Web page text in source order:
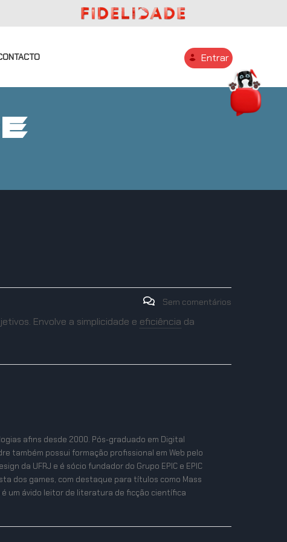
Entrar
Sem comentários
Envolve a simplicidade e eficiência da
afins desde 2000. Pós-graduado em Digital
também possui formação profissional em Web pelo
da UFRJ e é sócio fundador do Grupo EPIC e EPIC
dos games, com destaque para títulos como Mass
é um ávido leitor de literatura de ficção científica